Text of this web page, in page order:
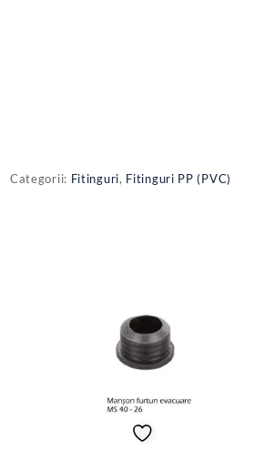
Categorii: Fitinguri, Fitinguri PP (PVC)